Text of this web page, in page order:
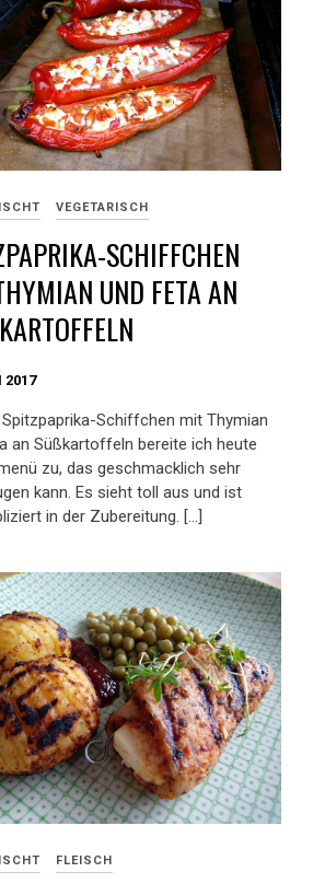
VEGETARISCH
SCHIFFCHEN
UND FETA AN
2017
Schiffchen mit Thymian
an Süßkartoffeln bereite ich heute
zu, das geschmacklich sehr
kann. Es sieht toll aus und ist
in der Zubereitung. […]
FLEISCH